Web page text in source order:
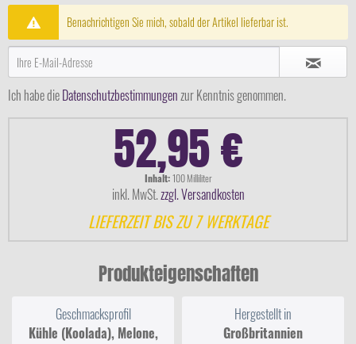
Benachrichtigen Sie mich, sobald der Artikel lieferbar ist.
Ich habe dieDatenschutzbestimmungenzur Kenntnis genommen.
52,95 €
Inhalt:100 Milliliter
inkl. MwSt.zzgl. Versandkosten
LIEFERZEIT BIS ZU 7 WERKTAGE
Produkteigenschaften
Geschmacksprofil
Kühle (Koolada), Melone,
Hergestellt in
Großbritannien